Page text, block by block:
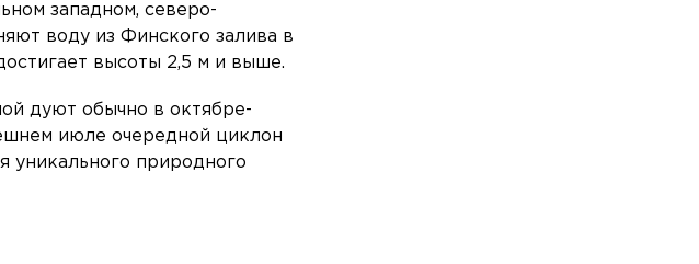
западном, северо-
воду из Финского залива в
высоты 2,5 м и выше.
дуют обычно в октябре-
июле очередной циклон
уникального природного